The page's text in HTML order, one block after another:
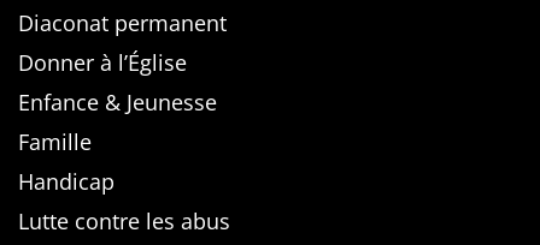
Diaconat permanent
Donner à l’Église
Enfance & Jeunesse
Famille
Handicap
Lutte contre les abus